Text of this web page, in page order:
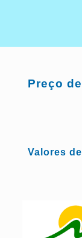
Preço
Valores